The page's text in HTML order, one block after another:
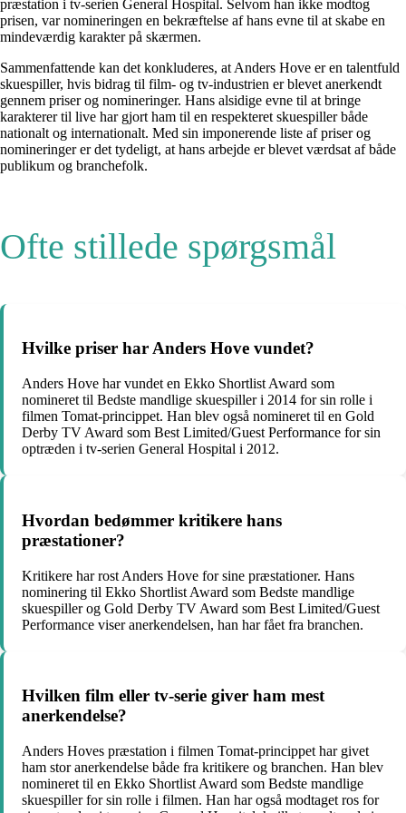
præstation i tv-serien General Hospital. Selvom han ikke modtog
prisen, var nomineringen en bekræftelse af hans evne til at skabe en
mindeværdig karakter på skærmen.
Sammenfattende kan det konkluderes, at Anders Hove er en talentfuld
skuespiller, hvis bidrag til film- og tv-industrien er blevet anerkendt
gennem priser og nomineringer. Hans alsidige evne til at bringe
karakterer til live har gjort ham til en respekteret skuespiller både
nationalt og internationalt. Med sin imponerende liste af priser og
nomineringer er det tydeligt, at hans arbejde er blevet værdsat af både
publikum og branchefolk.
Ofte stillede spørgsmål
Hvilke priser har Anders Hove vundet?
Anders Hove har vundet en Ekko Shortlist Award som
nomineret til Bedste mandlige skuespiller i 2014 for sin rolle i
filmen Tomat-princippet. Han blev også nomineret til en Gold
Derby TV Award som Best Limited/Guest Performance for sin
optræden i tv-serien General Hospital i 2012.
Hvordan bedømmer kritikere hans
præstationer?
Kritikere har rost Anders Hove for sine præstationer. Hans
nominering til Ekko Shortlist Award som Bedste mandlige
skuespiller og Gold Derby TV Award som Best Limited/Guest
Performance viser anerkendelsen, han har fået fra branchen.
Hvilken film eller tv-serie giver ham mest
anerkendelse?
Anders Hoves præstation i filmen Tomat-princippet har givet
ham stor anerkendelse både fra kritikere og branchen. Han blev
nomineret til en Ekko Shortlist Award som Bedste mandlige
skuespiller for sin rolle i filmen. Han har også modtaget ros for